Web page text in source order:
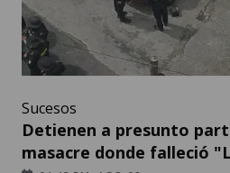
Sucesos
Detienen a presunto
masacre donde falleció